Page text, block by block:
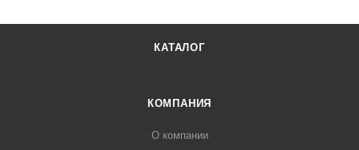
КАТАЛОГ
КОМПАНИЯ
О компании